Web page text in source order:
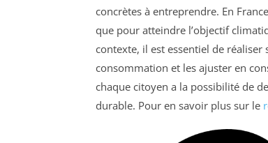
concrètes à entreprendre. En
que pour atteindre l’objectif
contexte, il est essentiel de réaliser
consommation et les ajuster en
chaque citoyen a la possibilité de
durable. Pour en savoir plus sur le